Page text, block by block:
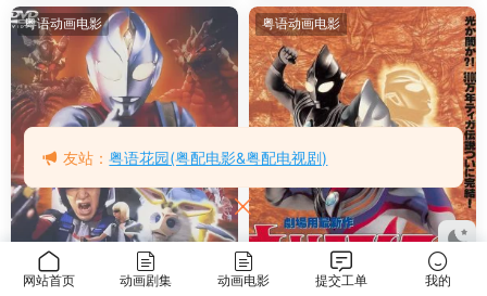
粤语动画电影 粤语动画电影
网站首页 动画剧集 动画电影 提交工单 我的
友站：粤语花园(粤配电影&粤配电视剧)